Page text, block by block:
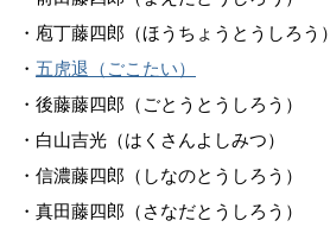
・庖丁藤四郎（ほうちょうとうしろう）
・ 五虎退（ごこたい）
・後藤藤四郎（ごとうとうしろう）
・白山吉光（はくさんよしみつ）
・信濃藤四郎（しなのとうしろう）
・真田藤四郎（さなだとうしろう）